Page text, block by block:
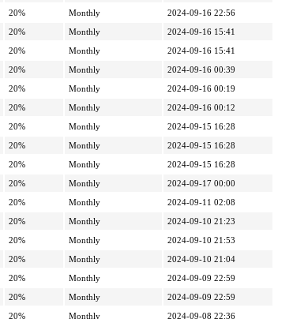
20% Monthly
2024-09-16 22:56
20% Monthly
2024-09-16 15:41
20% Monthly
2024-09-16 15:41
20% Monthly
2024-09-16 00:39
20% Monthly
2024-09-16 00:19
20% Monthly
2024-09-16 00:12
20% Monthly
2024-09-15 16:28
20% Monthly
2024-09-15 16:28
20% Monthly
2024-09-15 16:28
20% Monthly
2024-09-17 00:00
20% Monthly
2024-09-11 02:08
20% Monthly
2024-09-10 21:23
20% Monthly
2024-09-10 21:53
20% Monthly
2024-09-10 21:04
20% Monthly
2024-09-09 22:59
20% Monthly
2024-09-09 22:59
20% Monthly 2024-09-08 22:36